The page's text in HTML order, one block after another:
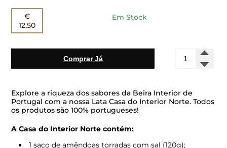
€
12.50
Em Stock
Comprar Já
Quantidade
de
Interior
Norte
Explore a riqueza dos sabores da Beira Interior de
Portugal com a nossa Lata Casa do Interior Norte. Todos
os produtos são 100% portugueses!
A Casa do Interior Norte contém:
1 saco de amêndoas torradas com sal (120g);